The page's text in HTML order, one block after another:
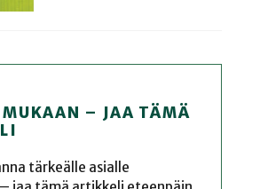
MUKAAN – JAA TÄMÄ
tärkeälle asialle